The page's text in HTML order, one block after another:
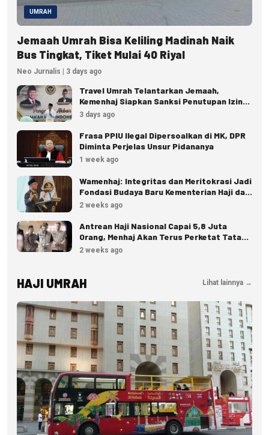
UMRAH
Jemaah Umrah Bisa Keliling Madinah Naik
Bus Tingkat, Tiket Mulai 40 Riyal
Neo Jurnalis | 3 days ago
Travel Umrah Telantarkan Jemaah,
Kemenhaj Siapkan Sanksi Penutupan Izin
hingga Pidana
3 days ago
Frasa PPIU Ilegal Dipersoalkan di MK, DPR
Diminta Perjelas Unsur Pidananya
1 week ago
Wamenhaj: Integritas dan Meritokrasi Jadi
Fondasi Budaya Baru Kementerian Haji dan
Umrah
2 weeks ago
Antrean Haji Nasional Capai 5,8 Juta
Orang, Menhaj Akan Terus Perketat Tata
Kelola
2 weeks ago
HAJI UMRAH Lihat lainnya →